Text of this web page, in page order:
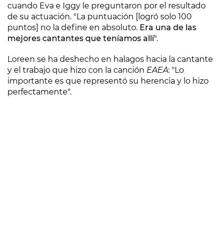
cuando Eva e Iggy le preguntaron por el resultado
de su actuación. "La puntuación [logró solo 100
puntos] no la define en absoluto. Era una de las
mejores cantantes que teníamos allí".
Loreen se ha deshecho en halagos hacia la cantante
y el trabajo que hizo con la canción EAEA: "Lo
importante es que representó su herencia y lo hizo
perfectamente".